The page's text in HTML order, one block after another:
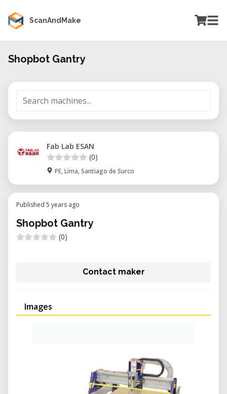
ScanAndMake
Shopbot Gantry
Fab Lab ESAN
(0)
PE, Lima, Santiago de Surco
Published 5 years ago
Shopbot Gantry
(0)
Contact maker
Images